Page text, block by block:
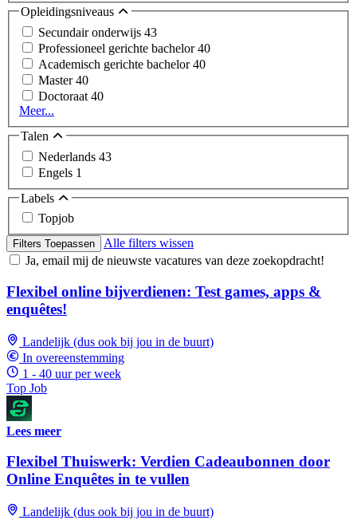
Opleidingsniveaus
Secundair onderwijs 43
Professioneel gerichte bachelor40
Academisch gerichte bachelor40
Master40
Doctoraat 40
Meer...
Talen
Nederlands 43
Engels 1
Labels
Topjob
Filters Toepassen
Alle filters wissen
Ja, email mij de nieuwste vacatures van deze zoekopdracht!
Flexibel online bijverdienen: Test games, apps &
enquêtes!
Landelijk (dus ook bij jou in de buurt)
In overeenstemming
1 - 40 uur per week
Top Job
Lees meer
Flexibel Thuiswerk: Verdien Cadeaubonnen door
Online Enquêtes in te vullen
Landelijk (dus ook bij jou in de buurt)